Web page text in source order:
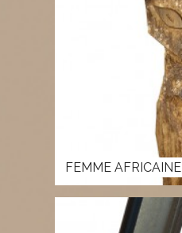
FEMME AFRICAINE